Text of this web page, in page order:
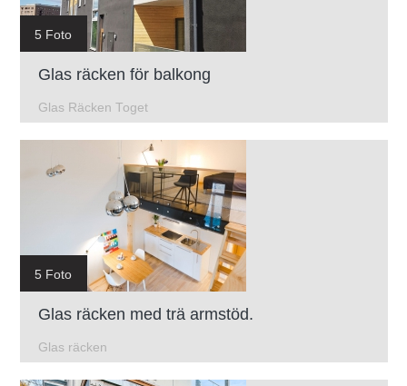
5 Foto
Glas räcken för balkong
Glas Räcken Toget
5 Foto
Glas räcken med trä armstöd.
Glas räcken